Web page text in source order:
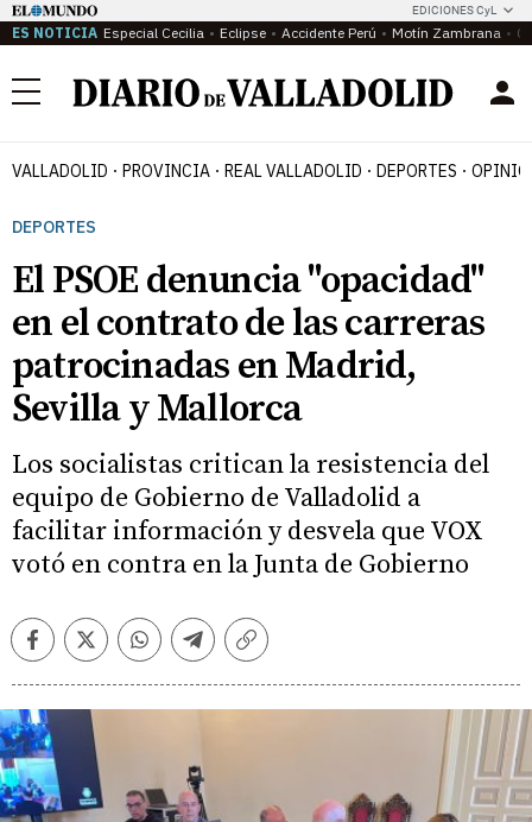
EDICIONES CyL
ES NOTICIA Especial Cecilia Eclipse Accidente Perú Motín Zambrana
Menú
VALLADOLID PROVINCIA REAL VALLADOLID DEPORTES
DEPORTES
El PSOE denuncia "opacidad"
en el contrato de las carreras
patrocinadas en Madrid,
Sevilla y Mallorca
Los socialistas critican la resistencia del
equipo de Gobierno de Valladolid a
facilitar información y desvela que VOX
votó en contra en la Junta de Gobierno
FacebookTwitterWhatsappTelegramCopiar